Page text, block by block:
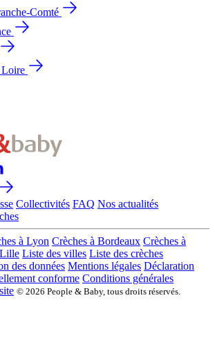
Comté
Loire
Collectivités FAQ Nos actualités
à Lyon Crèches à Bordeaux Crèches à
Liste des villes Liste des crèches
des données Mentions légales Déclaration
conforme Conditions générales
© 2026 People & Baby, tous droits réservés.